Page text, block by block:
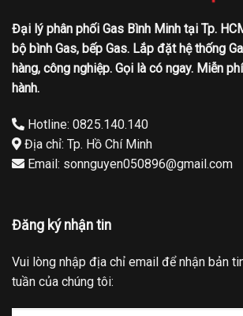
Đại lý phân phối Gas Bình Minh tại Tp.
bộ bình Gas, bếp Gas. Lắp đặt hệ thống
hàng, công nghiệp. Gọi là có ngay. Miễn
hành.
Hotline: 0825.140.140
Địa chỉ: Tp. Hồ Chí Minh
Email: sonnguyen050896@gmail.com
Đăng ký nhận tin
Vui lòng nhập địa chỉ email để nhận bản
tuần của chúng tôi: